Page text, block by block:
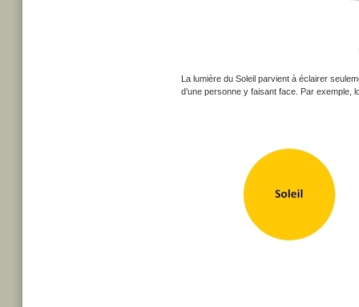
La lumière du Soleil parvient à éclairer
d’une personne y faisant face. Par exemple,